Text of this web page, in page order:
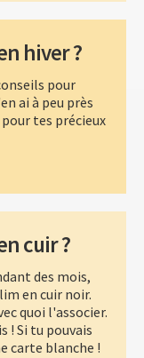
hiver ?
pour
ai à peu près
tes précieux
cuir ?
des mois,
en cuir noir.
quoi l'associer.
! Si tu pouvais
carte blanche !